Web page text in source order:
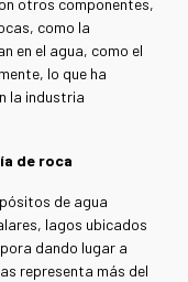
otros componentes,
como la
en el agua, como el
lo que ha
la industria
de roca
de agua
lagos ubicados
dando lugar a
representa más del